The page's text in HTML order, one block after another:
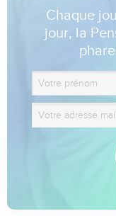
Chaque
jour, la